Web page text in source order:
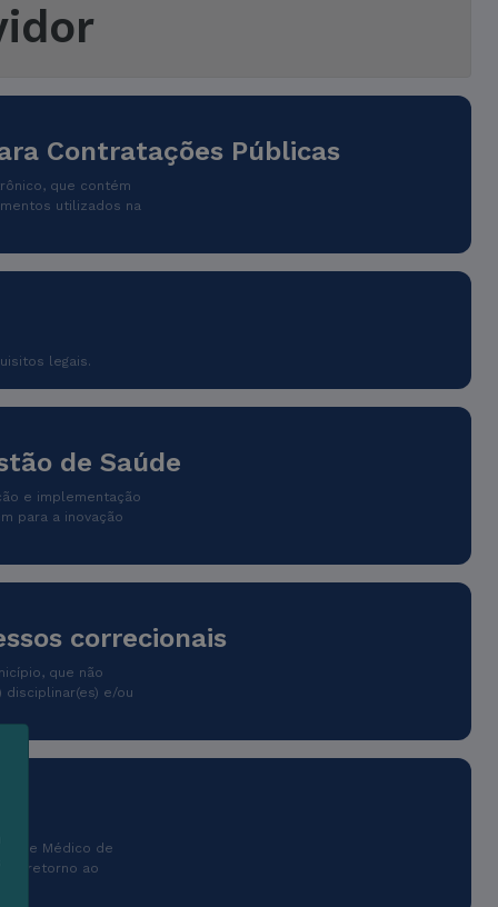
Contratações Públicas
que contém
utilizados na
legais.
de Saúde
e implementação
para a inovação
correcionais
que não
disciplinar(es) e/ou
Médico de
de retorno ao